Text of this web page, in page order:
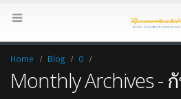
Home Blog 0
Monthly Archives -